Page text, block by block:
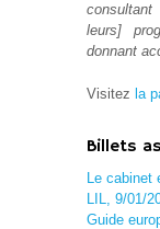
leurs]
donnant
Visitez la
Billets
Le cabinet
LIL, 9/01/
Guide